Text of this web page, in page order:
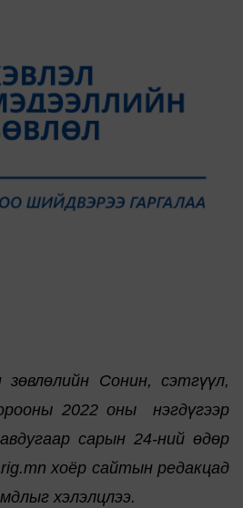
зөвлөлийн Сонин, сэтгүүл,
2022 оны нэгдүгээр
сарын 24-ний өдөр
хоёр сайтын редакцад
хэлэлцлээ.